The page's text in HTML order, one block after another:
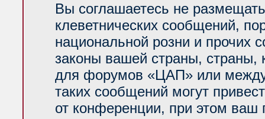
Вы соглашаетесь не
клеветнических сообщений,
национальной розни и прочих
законы вашей страны, страны,
для форумов «ЦАП» или
таких сообщений могут
от конференции, при этом ваш